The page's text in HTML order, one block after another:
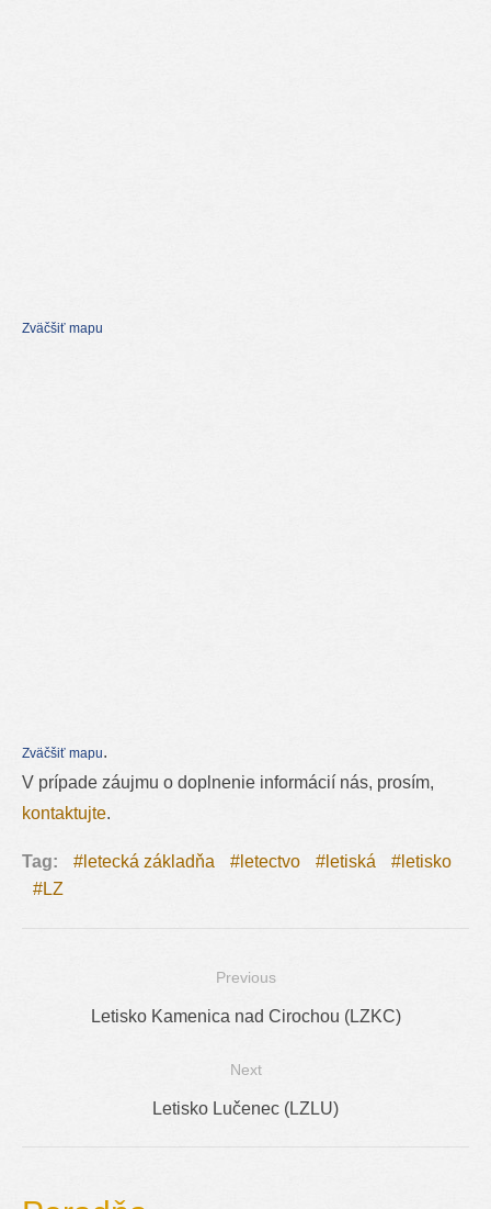
Zväčšiť mapu
Zväčšiť mapu.
V prípade záujmu o doplnenie informácií nás, prosím,
kontaktujte.
Tag: letecká základňa letectvo letiská
letisko
LZ
Navigácia
Previous
Previous
Letisko Kamenica nad Cirochou (LZKC)
Next
Next
Letisko Lučenec (LZLU)